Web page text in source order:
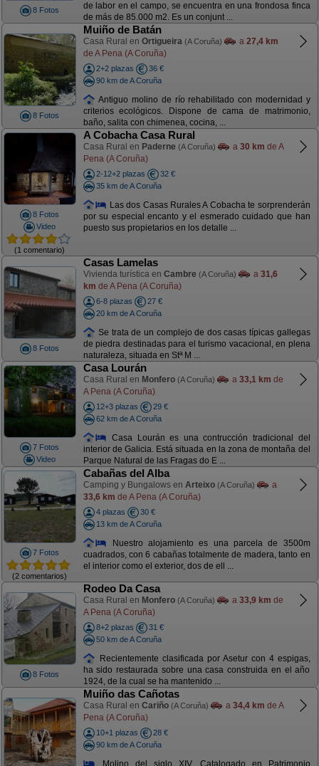
8 Fotos
de labor en el campo, se encuentra en una frondosa finca
de más de 85.000 m2. Es un conjunt ...
8 Fotos
Muiño de Batán
Casa Rural en Ortigueira (A Coruña) a 27,4 km
de A Pena (A Coruña)
2+2 plazas
36 €
90 km de A Coruña
Antiguo molino de río rehabilitado con modernidad y
criterios ecológicos. Dispone de cama de matrimonio,
baño, salita con chimenea, cocina, ...
8 Fotos
Video
(1 comentario)
A Cobacha Casa Rural
Casa Rural en Paderne (A Coruña) a 30 km de A
Pena (A Coruña)
2-12+2 plazas
32 €
35 km de A Coruña
Las dos Casas Rurales A Cobacha te sorprenderán
por su especial encanto y el esmerado cuidado que han
puesto sus propietarios en los detalle ...
8 Fotos
Casas Lamelas
Vivienda turística en Cambre (A Coruña) a 31,6
km de A Pena (A Coruña)
6-8 plazas
27 €
20 km de A Coruña
Se trata de un complejo de dos casas típicas gallegas
de piedra destinadas para el turismo vacacional, en plena
naturaleza, situada en Stª M ...
7 Fotos
Video
Casa Lourán
Casa Rural en Monfero (A Coruña) a 33,1 km de
A Pena (A Coruña)
12+3 plazas
29 €
62 km de A Coruña
Casa Lourán es una contrucción tradicional del
interior de Galicia. Está situada en la zona de montaña del
Parque Natural de las Fragas do E ...
7 Fotos
(2 comentarios)
Cabañas del Alba
Camping y Bungalows en Arteixo (A Coruña)
a
33,6 km de A Pena (A Coruña)
4 plazas
30 €
13 km de A Coruña
Nuestro alojamiento es una parcela de 3500m
cuadrados, con 6 cabañas totalmente de madera, tanto en
el interior como el exterior, dos de ell ...
8 Fotos
Rodeo Da Casa
Casa Rural en Monfero (A Coruña) a 33,9 km de
A Pena (A Coruña)
8+2 plazas
31 €
50 km de A Coruña
Recientemente clasificada por Asetur con 4 espigas,
ha sido restaurada sobre una casa construida en el año
1924, de la cual se ha mantenido ...
Muiño das Cañotas
Casa Rural en Cariño (A Coruña) a 34,4 km de A
Pena (A Coruña)
10+1 plazas
28 €
90 km de A Coruña
Molino del siglo XIV, Catalogado en Patrimonio